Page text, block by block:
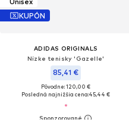
KUPÓN
ADIDAS ORIGINALS
Nízke tenisky 'Gazelle'
85,41 €
Pôvodne: 120,00 €
Posledná najnižšia cena:45,44 €